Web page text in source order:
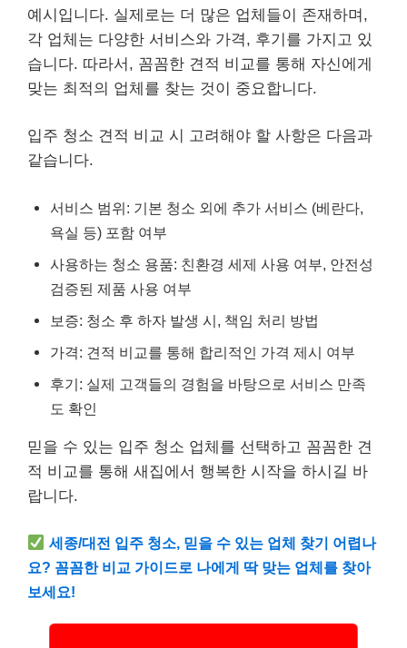
예시입니다. 실제로는 더 많은 업체들이 존재하며,
각 업체는 다양한 서비스와 가격, 후기를 가지고 있
습니다. 따라서, 꼼꼼한 견적 비교를 통해 자신에게
맞는 최적의 업체를 찾는 것이 중요합니다.
입주 청소 견적 비교 시 고려해야 할 사항은 다음과
같습니다.
서비스 범위: 기본 청소 외에 추가 서비스 (베란다,
욕실 등) 포함 여부
사용하는 청소 용품: 친환경 세제 사용 여부, 안전성
검증된 제품 사용 여부
보증: 청소 후 하자 발생 시, 책임 처리 방법
가격: 견적 비교를 통해 합리적인 가격 제시 여부
후기: 실제 고객들의 경험을 바탕으로 서비스 만족
도 확인
믿을 수 있는 입주 청소 업체를 선택하고 꼼꼼한 견
적 비교를 통해 새집에서 행복한 시작을 하시길 바
랍니다.
세종/대전 입주 청소, 믿을 수 있는 업체 찾기 어렵나
요? 꼼꼼한 비교 가이드로 나에게 딱 맞는 업체를 찾아
보세요!